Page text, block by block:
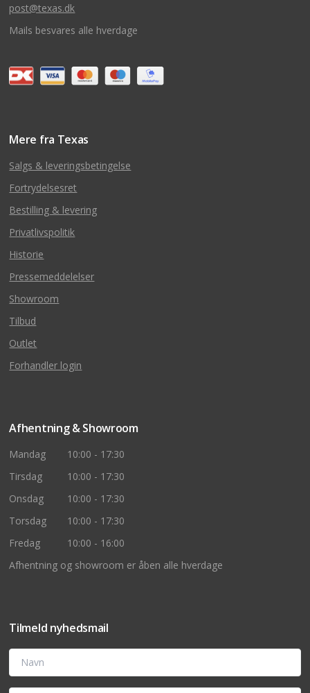
post@texas.dk
Mails besvares alle hverdage
Mere fra Texas
Salgs & leveringsbetingelse
Fortrydelsesret
Bestilling & levering
Privatlivspolitik
Historie
Pressemeddelelser
Showroom
Tilbud
Outlet
Forhandler login
Afhentning & Showroom
Mandag
10:00 - 17:30
Tirsdag
10:00 - 17:30
Onsdag
10:00 - 17:30
Torsdag
10:00 - 17:30
Fredag
10:00 - 16:00
Afhentning og showroom er åben alle hverdage
Tilmeld nyhedsmail
Navn